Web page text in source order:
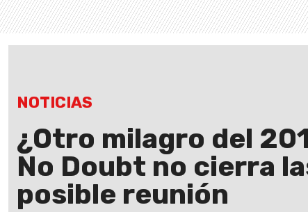
NOTICIAS
¿Otro milagro del
No Doubt no cierra
posible reunión